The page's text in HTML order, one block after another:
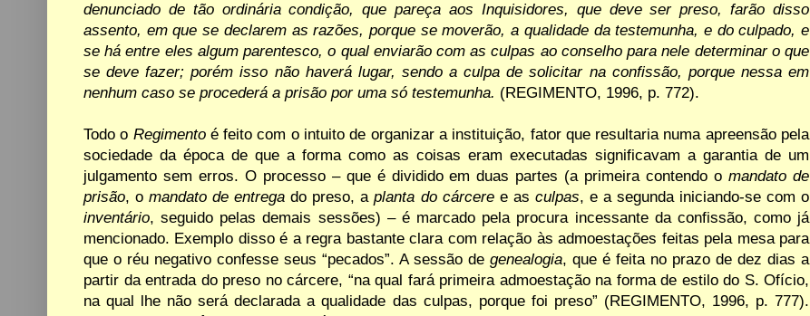
denunciado de tão ordinária condição, que pareça aos Inquisidores, que deve ser preso,
farão disso
assento, em que se declarem as razões, porque se moverão, a qualidade da testemunha, e do culpado, e
se há entre eles algum parentesco, o qual enviarão com as culpas ao conselho para nele determinar o que
se deve fazer;porém isso não haverá lugar, sendo a culpa de solicitar na confissão, porque nessa em
nenhum caso se procederá a prisão por uma só testemunha. (REGIMENTO, 1996, p. 772).
Todo o Regimento é feito com o intuito de organizar a instituição, fator que resultaria numa apreensão pela
sociedade da época de que a forma como as coisas eram executadas significavam a garantia de um
julgamento sem erros. O processo – que é dividido em duas partes (a primeira contendo omandato de
prisão, omandatode entrega do preso, aplanta do cárceree as culpas, e a segunda iniciando-se como
inventário, seguido pelas demais sessões) – é marcado pela procura incessante da confissão, como já
mencionado. Exemplo disso é a regra bastante clara com relação às admoestações feitas pela mesa para
que o réu negativo confesse seus “pecados”. A sessão de genealogia, que é feita no prazo de dez dias a
partir da entrada do preso no cárcere, “na qual fará primeira admoestação na forma de estilo do S. Ofício,
na qual lhe não será declarada a qualidade das culpas, porque foi preso” (REGIMENTO, 1996, p. 777).